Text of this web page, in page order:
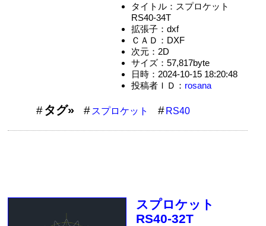
タイトル：スプロケット
RS40-34T
拡張子：dxf
ＣＡＤ：DXF
次元：2D
サイズ：57,817byte
日時：2024-10-15 18:20:48
投稿者ＩＤ： rosana
タグ» スプロケット RS40
スプロケット
RS40-32T